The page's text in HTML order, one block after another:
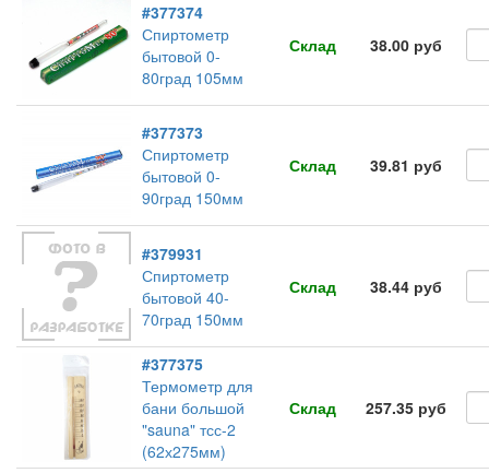
#377374
Спиртометр
бытовой 0-
80град 105мм
Склад 38.00 руб
#377373
Спиртометр
бытовой 0-
90град 150мм
Склад 39.81 руб
#379931
Спиртометр
бытовой 40-
70град 150мм
Склад 38.44 руб
#377375
Термометр для
бани большой
"sauna" тсс-2
(62х275мм)
Склад 257.35 руб